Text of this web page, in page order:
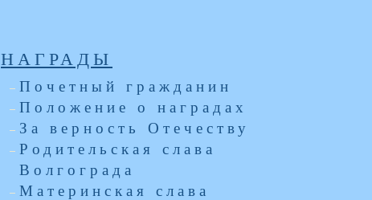
НАГРАДЫ
Почетный гражданин
Положение о наградах
За верность Отечеству
Родительская слава
Волгограда
Материнская слава